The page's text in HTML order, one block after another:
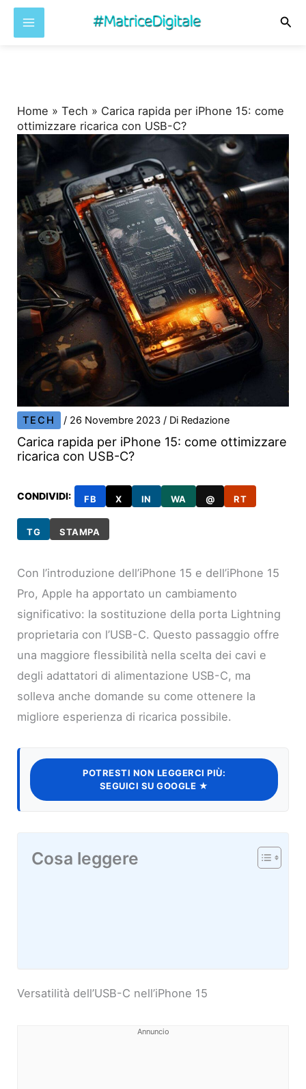
Home »Tech » Carica rapida per iPhone 15: come
ottimizzare ricarica con USB-C?
TECH / 26 Novembre 2023/ Di Redazione
Carica rapida per iPhone 15: come ottimizzare
ricarica con USB-C?
CONDIVIDI: FB X IN WA @ RT
TG STAMPA
Con l’introduzione dell’iPhone 15 e dell’iPhone 15
Pro, Apple ha apportato un cambiamento
significativo: la sostituzione della porta Lightning
proprietaria con l’USB-C. Questo passaggio offre
una maggiore flessibilità nella scelta dei cavi e
degli adattatori di alimentazione USB-C, ma
solleva anche domande su come ottenere la
migliore esperienza di ricarica possibile.
POTRESTI NON LEGGERCI PIÙ:
SEGUICI SU GOOGLE ★
Cosa leggere
Versatilità dell’USB-C nell’iPhone 15
Annuncio